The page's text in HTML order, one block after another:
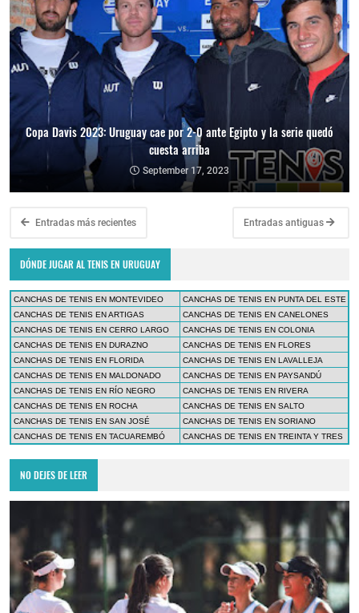
Copa Davis 2023: Uruguay cae por 2-0 ante Egipto y la serie quedó
cuesta arriba
September 17, 2023
Entradas más recientes Entradas antiguas
DÓNDE JUGAR AL TENIS EN URUGUAY
CANCHAS DE TENIS EN MONTEVIDEO
CANCHAS DE TENIS EN PUNTA DEL ESTE
CANCHAS DE TENIS EN ARTIGAS
CANCHAS DE TENIS EN CANELONES
CANCHAS DE TENIS EN CERRO LARGO
CANCHAS DE TENIS EN COLONIA
CANCHAS DE TENIS EN DURAZNO
CANCHAS DE TENIS EN FLORES
CANCHAS DE TENIS EN FLORIDA
CANCHAS DE TENIS EN LAVALLEJA
CANCHAS DE TENIS EN MALDONADO
CANCHAS DE TENIS EN PAYSANDÚ
CANCHAS DE TENIS EN RÍO NEGRO
CANCHAS DE TENIS EN RIVERA
CANCHAS DE TENIS EN ROCHA
CANCHAS DE TENIS EN SALTO
CANCHAS DE TENIS EN SAN JOSÉ
CANCHAS DE TENIS EN SORIANO
CANCHAS DE TENIS EN TACUAREMBÓ
CANCHAS DE TENIS EN TREINTA Y TRES
NO DEJES DE LEER